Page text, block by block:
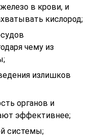
в крови, и
кислород;
чему из
излишков
органов и
эффективнее;
системы;